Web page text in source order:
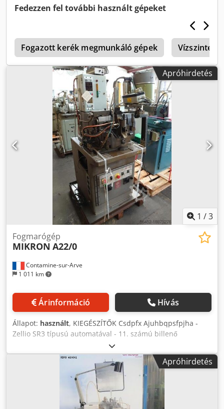
Fedezzen fel további használt gépeket
Fogazott kerék megmunkáló gépek Vízszintes
Apróhirdetés
1 /3
Contamine-sur-Arve
1 011 km
Fogmarógép
MIKRON A22/0
Árinformáció Hívás
Állapot: használt, KIEGÉSZÍTŐK Csdpfx Ajuhbqpsfpjha -
Zellio SR3 típusú automatával - 11. számú billenő
rakodótároló és vibrátor - Egységek Átmérő 2,50-12,5 [mm]
- Hossz 0,30-30 [mm]
Apróhirdetés